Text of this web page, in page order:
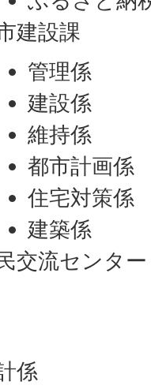
建設課
管理係
建設係
維持係
都市計画係
住宅対策係
建築係
交流センター
係